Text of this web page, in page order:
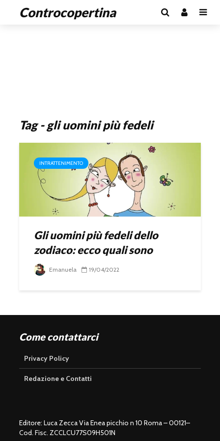
Controcopertina
Tag - gli uomini più fedeli
INTRATTENIMENTO
Gli uomini più fedeli dello
zodiaco: ecco quali sono
Emanuela 19/04/2022
Come contattarci
Privacy Policy
Redazione e Contatti
Editore: Luca Zecca Via Enea picchio n 10 Roma – 00121–
Cod. Fisc. ZCCLCU77S09H501N